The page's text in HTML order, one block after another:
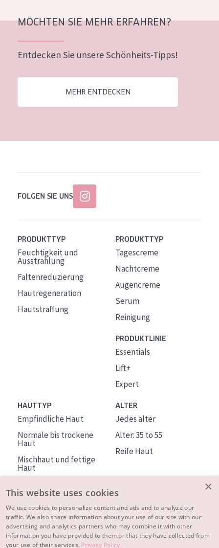
Mischhaut und fettige Haut
Reife Haut
Der Sonne ausgesetzte Haut
Jedes alter
Reife Haut
MÖCHTEN SIE MEHR ERFAHREN?
Entdecken Sie unsere Schönheits-Tipps!
MEHR ENTDECKEN
FOLGEN SIE UNS
PRODUKTTYP
Feuchtigkeit und
Ausstrahlung
Faltenreduzierung
Hautregeneration
Hautstraffung
PRODUKTTYP
Tagescreme
Nachtcreme
Augencreme
Serum
Reinigung
PRODUKTLINIE
Essentials
Lift+
Expert
HAUTTYP
Empfindliche Haut
Normale bis trockene
Haut
Mischhaut und fettige
Haut
Haut
ALTER
Jedes alter
Alter: 35 to 55
Reife Haut
ÜBER DIADERMINE
Mehr über uns
×
This website uses cookies
We use cookies to personalize content and ads and to analyze our
traffic. We also share information about your use of our site with our
advertising and analytics partners who may combine it with other
information you have provided to them or that they have collected from
your use of their services. Privacy Policy